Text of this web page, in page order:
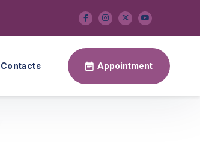
Contacts Appointment